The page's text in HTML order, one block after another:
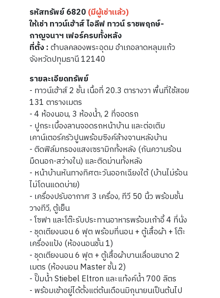
รหัสทรัพย์ 6820(มีผู้เช่าแล้ว)
ให้เช่า ทาวน์เฮ้าส์ ไอลีฟ ทาวน์ ราชพฤกษ์-
กาญจนาฯ เฟอร์ครบทั้งหลัง
ที่ตั้ง :ตำบลคลองพระอุดม อำเภอลาดหลุมแก้ว
จังหวัดปทุมธานี 12140
รายละเอียดทรัพย์
- ทาวน์เฮ้าส์ 2 ชั้น เนื้อที่ 20.3 ตารางวา พื้นที่ใช้สอย
131 ตารางเมตร
- 4 ห้องนอน, 3 ห้องน้ำ, 2 ที่จอดรถ
- ปูกระเบื้องลานจอดรถหน้าบ้าน และต่อเติม
เคาน์เตอร์ครัวปูนพร้อมซิงค์ล้างจานหลังบ้าน
- ติดฟิล์มกรองแสงเซรามิกทั้งหลัง (กันความร้อน
มืดนอก-สว่างใน) และติดม่านทั้งหลัง
- หน้าบ้านหันทางทิศตะวันออกเฉียงใต้ (บ้านไม่ร้อน
ไม่โดนแดดบ่าย)
- เครื่องปรับอากาศ 3 เครื่อง, ทีวี 50 นิ้ว พร้อมชั้น
วางทีวี, ตู้เย็น
- โซฟา และโต๊ะรับประทานอาหารพร้อมเก้าอี้ 4 ที่นั่ง
- ชุดเตียงนอน 6 ฟุต พร้อมที่นอน + ตู้เสื้อผ้า + โต๊ะ
เครื่องแป้ง (ห้องนอนชั้น 1)
- ชุดเตียงนอน 6 ฟุต + ตู้เสื้อผ้าบานเลื่อนขนาด 2
เมตร (ห้องนอน Master ชั้น 2)
- ปั๊มน้ำ Stiebel Eltron และแท้งค์น้ำ 700 ลิตร
- พร้อมเข้าอยู่ได้ตั้งแต่ต้นเดือนมิถุนายนเป็นต้นไป